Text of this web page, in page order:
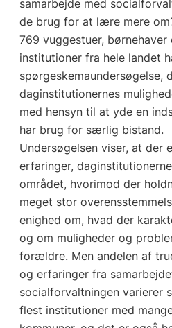
samarbejde med
de brug for at lære mere
769 vuggestuer,
institutioner fra hele landet
spørgeskemaundersøgelse,
daginstitutionernes
med hensyn til at yde en
har brug for særlig bistand.
Undersøgelsen viser, at der
erfaringer,
området, hvorimod der
meget stor
enighed om, hvad der
og om muligheder og
forældre. Men andelen af
og erfaringer fra
socialforvaltningen varierer
flest institutioner med